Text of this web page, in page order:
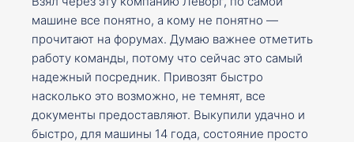
машине все понятно, а кому не понятно —
прочитают на форумах. Думаю важнее отметить
работу команды, потому что сейчас это самый
надежный посредник. Привозят быстро
насколько это возможно, не темнят, все
документы предоставляют. Выкупили удачно и
быстро, для машины 14 года, состояние просто